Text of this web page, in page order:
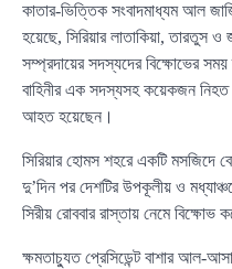
কাতার-ভিত্তিক সংবাদমাধ্যম আল
হয়েছে, সিরিয়ার লাতাকিয়া, তারতুস
সম্প্রদায়ের সদস্যদের বিক্ষোভের
বাহিনীর এক সদস্যসহ কয়েকজন
আহত হয়েছেন।
সিরিয়ার হোমস শহরে একটি মসজিদে
দু’দিন পর দেশটির উপকূলীয় ও
সিরীয় রোববার রাস্তায় নেমে বিক্ষোভ
ক্ষমতাচ্যুত প্রেসিডেন্ট বাশার আল-